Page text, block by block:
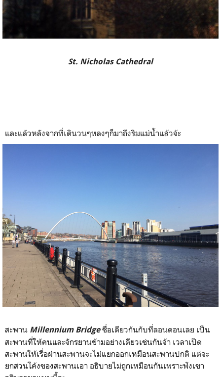
St. Nicholas Cathedral
และแล้วหลังจากที่เดินวนๆหลงๆก็มาถึงริมแม่น้ำแล้วจ้ะ
สะพาน Millennium Bridgeชื่อเดียวกันกับที่ลอนดอนเลย เป็น
สะพานที่ให้คนและจักรยานข้ามอย่างเดียวเช่นกันจ้า เวลาเปิด
สะพานให้เรื่อผ่านสะพานจะไม่แยกออกเหมือนสะพานปกติ แต่จะ
ยกส่วนโค้งของสะพานเอา อธิบายไม่ถูกเหมือนกันเพราะฟังเขา